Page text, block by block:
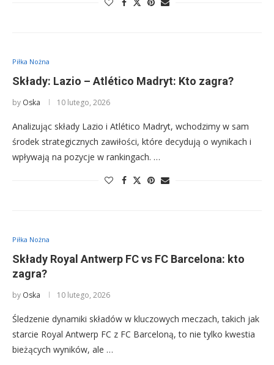
Piłka Nożna
Składy: Lazio – Atlético Madryt: Kto zagra?
by Oska 10 lutego, 2026
Analizując składy Lazio i Atlético Madryt, wchodzimy w sam
środek strategicznych zawiłości, które decydują o wynikach i
wpływają na pozycje w rankingach. …
Piłka Nożna
Składy Royal Antwerp FC vs FC Barcelona: kto
zagra?
by Oska 10 lutego, 2026
Śledzenie dynamiki składów w kluczowych meczach, takich jak
starcie Royal Antwerp FC z FC Barceloną, to nie tylko kwestia
bieżących wyników, ale …